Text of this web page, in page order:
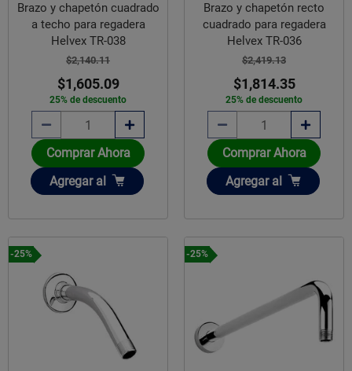
Brazo y chapetón cuadrado
a techo para regadera
Helvex TR-038
$2,140.11
$1,605.09
25% de descuento
Comprar Ahora
Añadir
Agregar al
Brazo y chapetón recto
cuadrado para regadera
Helvex TR-036
$2,419.13
$1,814.35
25% de descuento
Comprar Ahora
Añadir
Agregar al
-25% -25%